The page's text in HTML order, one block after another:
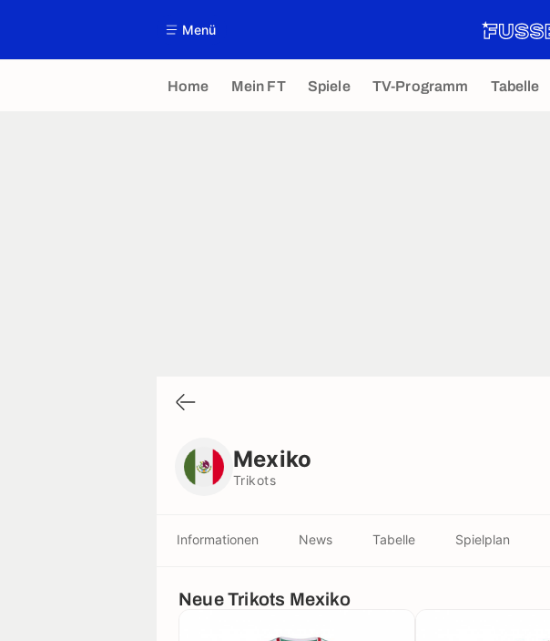
Menü
Home Mein FT Spiele TV-Programm Tabelle
Mexiko
Trikots
Informationen News Tabelle Spielplan
Neue Trikots Mexiko